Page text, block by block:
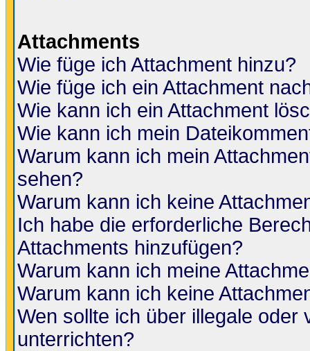
Attachments
Wie füge ich Attachment hinzu?
Wie füge ich ein Attachment
Wie kann ich ein Attachment
Wie kann ich mein
Warum kann ich mein
sehen?
Warum kann ich keine
Ich habe die erforderliche
Attachments hinzufügen?
Warum kann ich meine
Warum kann ich keine
Wen sollte ich über illegale oder
unterrichten?